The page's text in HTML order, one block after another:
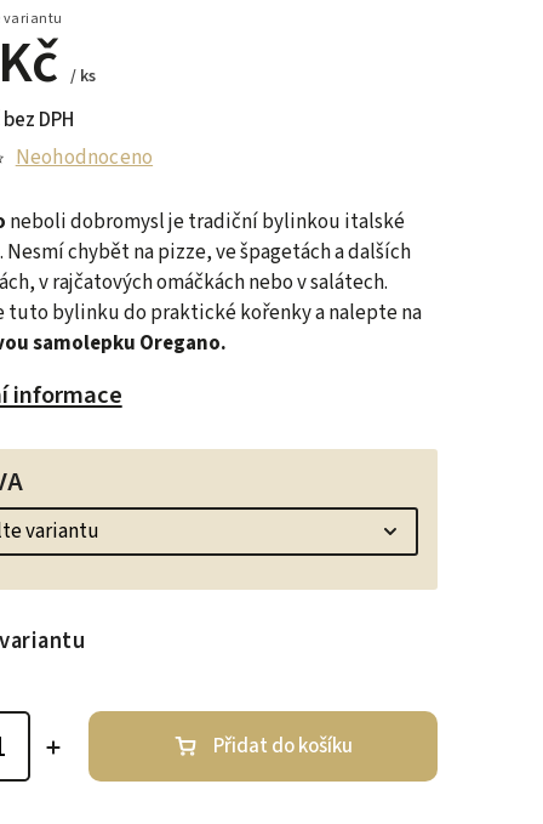
variantu
/ ks
DPH
Neohodnoceno
neboli dobromysl je tradiční bylinkou italské
Nesmí chybětna pizze, ve špagetách a dalších
v rajčatových omáčkách nebo v salátech.
tuto bylinku do praktické kořenky a nalepte na
samolepku Oregano.
informace
Přidat do košíku